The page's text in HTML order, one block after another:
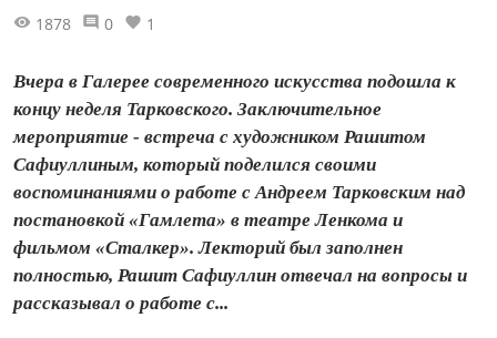
1878 0 1
Вчера в Галерее современного искусства подошла к
концу неделя Тарковского. Заключительное
мероприятие - встреча с художником Рашитом
Сафиуллиным, который поделился своими
воспоминаниями о работе с Андреем Тарковским над
постановкой «Гамлета» в театре Ленкома и
фильмом «Сталкер». Лекторий был заполнен
полностью, Рашит Сафиуллин отвечал на вопросы и
рассказывал о работе с...